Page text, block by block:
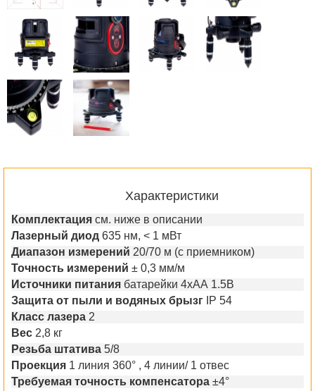
Характеристики
Комплектация см. ниже в описании
Лазерный диод 635 нм, < 1 мВт
Диапазон измерений 20/70 м (с приемником)
Точность измерений ± 0,3 мм/м
Источники питания батарейки 4хАА 1.5В
Защита от пыли и водяных брызг IP 54
Класс лазера 2
Вес 2,8 кг
Резьба штатива 5/8
Проекция 1 линия 360° , 4 линии/ 1 отвес
Требуемая точность компенсатора ±4°